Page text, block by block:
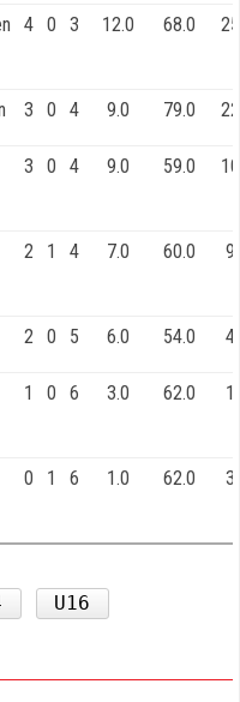
4 0 3 12.0 68.0
3 0 4 9.0 79.0
3 0 4 9.0 59.0
2 1 4 7.0 60.0
2 0 5 6.0 54.0
1 0 6 3.0 62.0
0 1 6 1.0 62.0
U16